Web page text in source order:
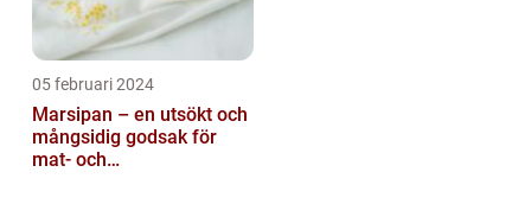
05 februari 2024
Marsipan – en utsökt och
mångsidig godsak för
mat- och